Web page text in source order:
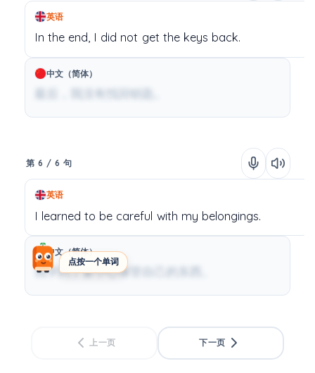
点按一个单词
英语
In the end, I did not get the keys back.
中文（简体）
第 6 / 6 句
英语
I learned to be careful with my belongings.
中文（简体）
我学到了要小心保管自己的东西。
上一页 下一页